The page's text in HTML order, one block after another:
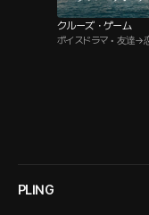
クルーズ・ゲーム
ボイスドラマ • 友達→
PLING